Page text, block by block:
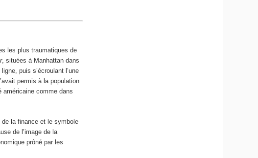
les plus traumatiques de
, situées à Manhattan dans
puis s’écroulant l’une
permis à la population
américaine comme dans
de la finance et le symbole
de l’image de la
prôné par les